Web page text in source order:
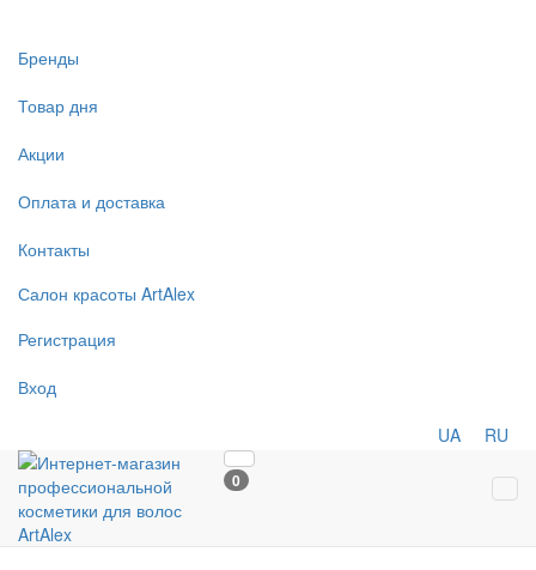
Бренды
Товар дня
Акции
Оплата и доставка
Контакты
Салон красоты ArtAlex
Регистрация
Вход
UA RU
0